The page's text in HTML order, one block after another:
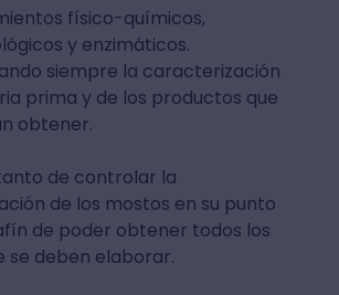
físico-químicos,
y enzimáticos.
siempre la caracterización
prima y de los productos que
obtener.
de controlar la
de los mostos en su punto
de poder obtener todos los
se deben elaborar.